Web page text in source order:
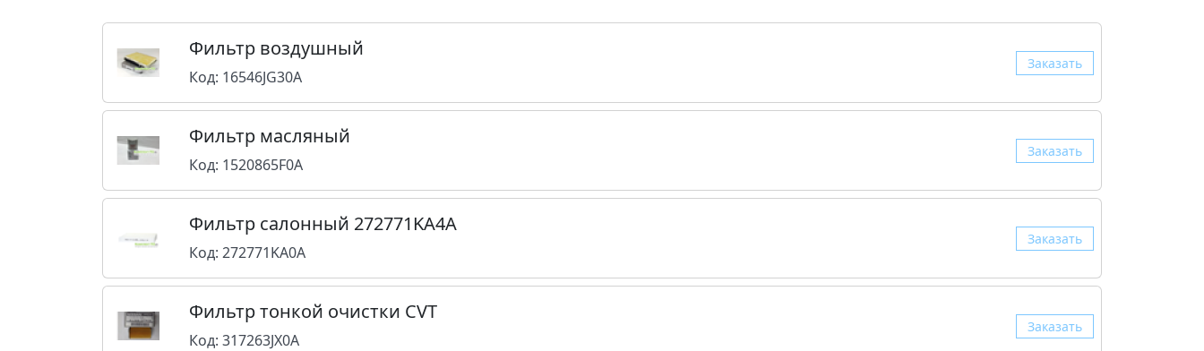
Фильтр воздушный
Код: 16546JG30A
Заказать
Фильтр масляный
Код: 1520865F0A
Заказать
Фильтр салонный 272771KA4A
Код: 272771KA0A
Заказать
Фильтр тонкой очистки CVT
Код: 317263JX0A
Заказать